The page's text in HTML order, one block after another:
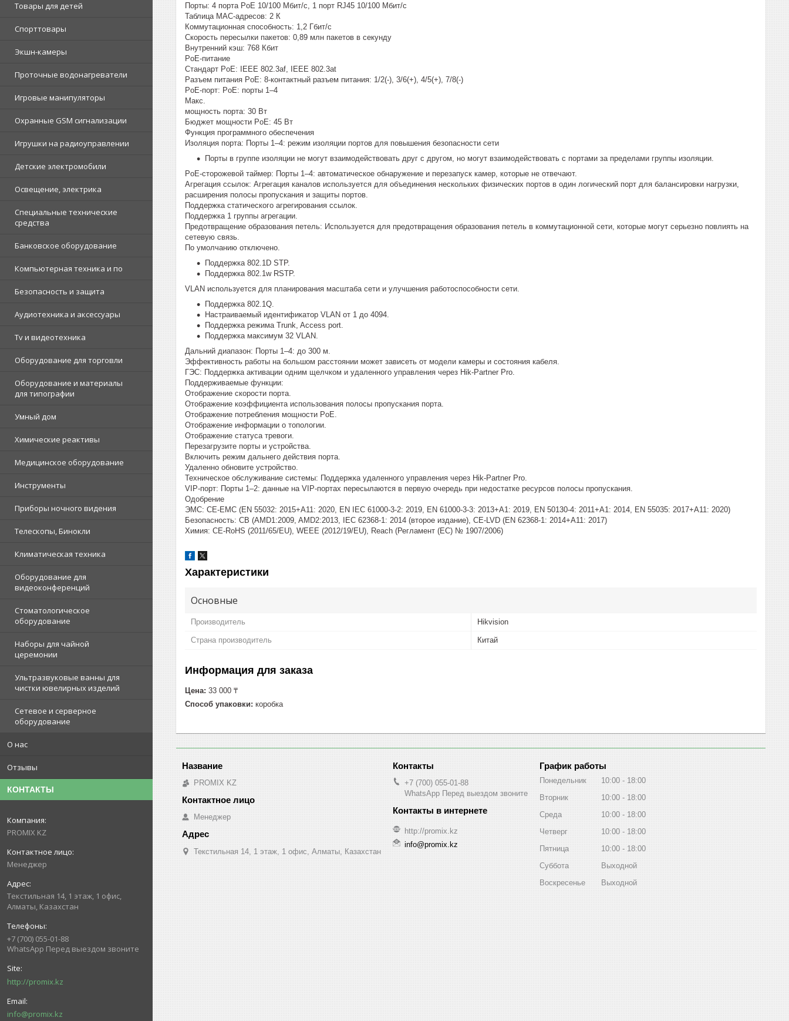
Товары для детей
Спорттовары
Экшн-камеры
Проточные водонагреватели
Игровые манипуляторы
Охранные GSM сигнализации
Игрушки на радиоуправлении
Детские электромобили
Освещение, электрика
Специальные технические
средства
Банковское оборудование
Компьютерная техника и по
Безопасность и защита
Аудиотехника и аксессуары
Tv и видеотехника
Оборудование для торговли
Оборудование и материалы
для типографии
Умный дом
Химические реактивы
Медицинское оборудование
Инструменты
Приборы ночного видения
Телескопы, Бинокли
Климатическая техника
Оборудование для
видеоконференций
Стоматологическое
оборудование
Наборы для чайной
церемонии
Ультразвуковые ванны для
чистки ювелирных изделий
Сетевое и серверное
оборудование
О нас
Отзывы
КОНТАКТЫ
PROMIX KZ
Менеджер
Текстильная 14, 1 этаж, 1 офис,
Алматы, Казахстан
+7 (700) 055-01-88
WhatsApp Перед выездом звоните
http://promix.kz
info@promix.kz
Порты: 4 порта PoE 10/100 Мбит/с, 1 порт RJ45 10/100 Мбит/с
Таблица MAC-адресов: 2 К
Коммутационная способность: 1,2 Гбит/с
Скорость пересылки пакетов: 0,89 млн пакетов в секунду
Внутренний кэш: 768 Кбит
PoE-питание
Стандарт PoE: IEEE 802.3af, IEEE 802.3at
Разъем питания PoE: 8-контактный разъем питания: 1/2(-), 3/6(+), 4/5(+), 7/8(-)
PoE-порт: PoE: порты 1–4
Макс.
мощность порта: 30 Вт
Бюджет мощности PoE: 45 Вт
Функция программного обеспечения
Изоляция порта: Порты 1–4: режим изоляции портов для повышения безопасности сети
Порты в группе изоляции не могут взаимодействовать друг с другом, но могут взаимодействовать с портами за пределами группы изоляции.
PoE-сторожевой таймер: Порты 1–4: автоматическое обнаружение и перезапуск камер, которые не отвечают.
Агрегация ссылок: Агрегация каналов используется для объединения нескольких физических портов в один логический порт для балансировки нагрузки,
расширения полосы пропускания и защиты портов.
Поддержка статического агрегирования ссылок.
Поддержка 1 группы агрегации.
Предотвращение образования петель: Используется для предотвращения образования петель в коммутационной сети, которые могут серьезно повлиять на
сетевую связь.
По умолчанию отключено.
Поддержка 802.1D STP.
Поддержка 802.1w RSTP.
VLAN используется для планирования масштаба сети и улучшения работоспособности сети.
Поддержка 802.1Q.
Настраиваемый идентификатор VLAN от 1 до 4094.
Поддержка режима Trunk, Access port.
Поддержка максимум 32 VLAN.
Дальний диапазон: Порты 1–4: до 300 м.
Эффективность работы на большом расстоянии может зависеть от модели камеры и состояния кабеля.
ГЭС: Поддержка активации одним щелчком и удаленного управления через Hik-Partner Pro.
Поддерживаемые функции:
Отображение скорости порта.
Отображение коэффициента использования полосы пропускания порта.
Отображение потребления мощности PoE.
Отображение информации о топологии.
Отображение статуса тревоги.
Перезагрузите порты и устройства.
Включить режим дальнего действия порта.
Удаленно обновите устройство.
Техническое обслуживание системы: Поддержка удаленного управления через Hik-Partner Pro.
VIP-порт: Порты 1–2: данные на VIP-портах пересылаются в первую очередь при недостатке ресурсов полосы пропускания.
Одобрение
ЭМС: CE-EMC (EN 55032: 2015+A11: 2020, EN IEC 61000-3-2: 2019, EN 61000-3-3: 2013+A1: 2019, EN 50130-4: 2011+A1: 2014, EN 55035: 2017+А11: 2020)
Безопасность: CB (AMD1:2009, AMD2:2013, IEC 62368-1: 2014 (второе издание), CE-LVD (EN 62368-1: 2014+A11: 2017)
Химия: CE-RoHS (2011/65/EU), WEEE (2012/19/EU), Reach (Регламент (ЕС) № 1907/2006)
Характеристики
Основные
Производитель Hikvision
Страна производитель Китай
Информация для заказа
Цена: 33 000 ₸
Способ упаковки: коробка
PROMIX KZ
Менеджер
Текстильная 14, 1 этаж, 1 офис, Алматы, Казахстан
+7 (700) 055-01-88
WhatsApp Перед выездом звоните
http://promix.kz
info@promix.kz
График работы
Понедельник 10:00
18:00
Вторник
10:00
18:00
Среда
10:00
18:00
Четверг
10:00
18:00
Пятница
10:00
18:00
Суббота
Выходной
Воскресенье
Выходной